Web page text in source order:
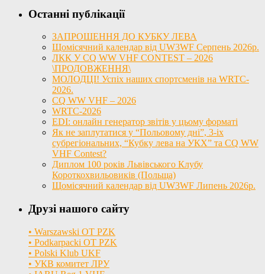
Останні публікації
ЗАПРОШЕННЯ ДО КУБКУ ЛЕВА
Щомісячний календар від UW3WF Серпень 2026р.
ЛКК У CQ WW VHF CONTEST – 2026
\ПРОДОВЖЕННЯ\
МОЛОДЦІ! Успіх наших спортсменів на WRTC-
2026.
CQ WW VHF – 2026
WRTC-2026
EDI: онлайн генератор звітів у цьому форматі
Як не заплутатися у “Польовому дні”, 3-іх
субрегіональних, “Кубку лева на УКХ” та CQ WW
VHF Contest?
Диплом 100 років Львівського Клубу
Короткохвильовиків (Польща)
Щомісячний календар від UW3WF Липень 2026р.
Друзі нашого сайту
• Warszawski OT PZK
• Podkarpacki OT PZK
• Polski Klub UKF
• УКВ комитет ЛРУ